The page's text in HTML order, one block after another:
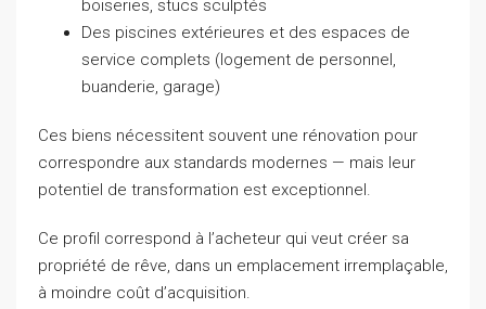
boiseries, stucs sculptés
Des piscines extérieures et des espaces de
service complets (logement de personnel,
buanderie, garage)
Ces biens nécessitent souvent une rénovation pour
correspondre aux standards modernes — mais leur
potentiel de transformation est exceptionnel.
Ce profil correspond à l’acheteur qui veut créer sa
propriété de rêve, dans un emplacement irremplaçable,
à moindre coût d’acquisition.